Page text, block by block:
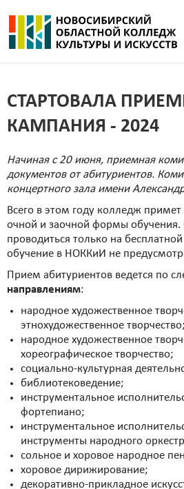
СТАРТОВАЛА
КАМПАНИЯ - 2024
Начиная с 20 июня, приемная
документов от абитуриентов.
концертного зала имени
Всего в этом году колледж примет
очной и заочной формы обучения.
проводиться только на
обучение в НОККиИ не
Прием абитуриентов ведется по
направлениям:
народное художественное
этнохудожественное творчество;
народное художественное
хореографическое творчество;
социально-культурная
библиотековедение;
инструментальное
фортепиано;
инструментальное
инструменты народного
сольное и хоровое народное
хоровое дирижирование;
декоративно-прикладное